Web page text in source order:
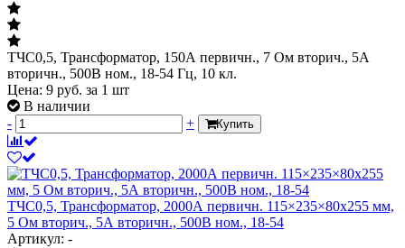
ТЧС0,5, Трансформатор, 150А первичн., 7 Ом вторич., 5А
вторичн., 500В ном., 18-54 Гц, 10 кл.
Цена: 9 руб. за 1 шт
В наличии
-
+ Купить
ТЧС0,5, Трансформатор, 2000А первичн. 115×235×80х255 мм,
5 Ом вторич., 5А вторичн., 500В ном., 18-54
Артикул: -